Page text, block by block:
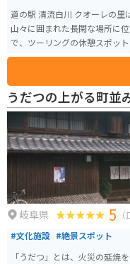
道の駅 清流白川 クオーレの里
山々に囲まれた長閑な場所に
で、ツーリングの休憩スポットとしても人気
や果物が販売されている直売
「郡上鮎」が有名で、夏季に
併設されているレストランで
地元産の食材をふんだんに使った
辺には、白川町の自然を満喫
れるなら、「せせらぎ街道」
ツーリングがおすすめです。
で約10分の場所には、天然温
疲れた体を癒やすことができ
も設置されているので、白川
うだつの上がる町並
岐阜県 5
#文化施設 #絶景スポット
「うだつ」とは、火災の延焼